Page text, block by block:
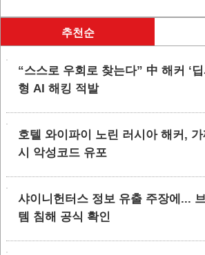
추천순
“스스로 우회로 찾는다” 中 해커 ‘
형 AI 해킹 적발
호텔 와이파이 노린 러시아 해커,
시 악성코드 유포
샤이니헌터스 정보 유출 주장에...
템 침해 공식 확인